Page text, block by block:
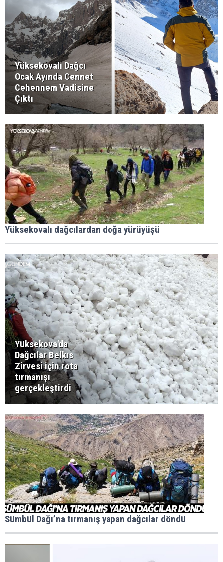
Yüksekovalı Dağcı
Ocak Ayında Cennet
Cehennem Vadisine
Çıktı
Yüksekovalı dağcılardan doğa yürüyüşü
Yüksekova'da
Dağcılar Belkıs
Zirvesi için rota
tırmanışı
gerçekleştirdi
Sümbül Dağı’na tırmanış yapan dağcılar döndü